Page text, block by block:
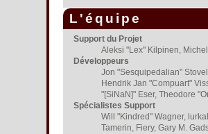
L'équipe
Support du Projet
Aleksi "Lex" Kilpinen,
Développeurs
Jon "Sesquipedalian"
Hendrik Jan "Compuart"
"[SiNaN]" Eser, Theodore
Spécialistes Support
Will "Kindred" Wagner,
Tamerin, Fiery, Gary M.